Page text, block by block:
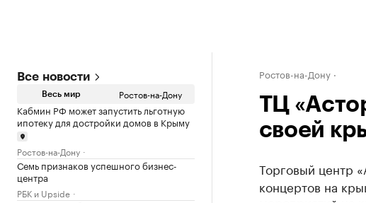
Все новости
Весь мир Ростов-на-Дону
Кабмин РФ может запустить льготную
ипотеку для достройки домов в Крыму
Ростов-на-Дону
Семь признаков успешного бизнес-
центра
РБК и Upside
Ростов-на-Дону
ТЦ
своей
Торговый центр
концертов на